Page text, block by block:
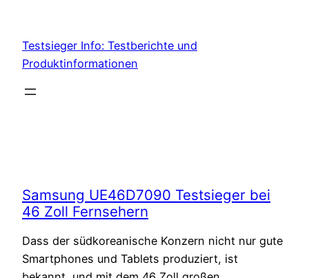
content
Testsieger Info: Testberichte und
Produktinformationen
Samsung UE46D7090 Testsieger bei
46 Zoll Fernsehern
Dass der südkoreanische Konzern nicht nur gute
Smartphones und Tablets produziert, ist